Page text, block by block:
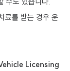
료를 받는 경우 운
Licensing